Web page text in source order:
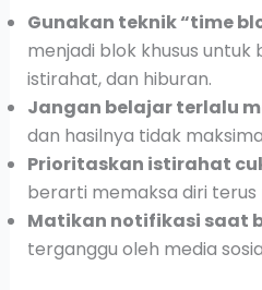
Gunakan teknik “time
menjadi blok khusus untuk
istirahat, dan hiburan.
Jangan belajar terlalu
dan hasilnya tidak
Prioritaskan istirahat
berarti memaksa diri terus
Matikan notifikasi saat
terganggu oleh media